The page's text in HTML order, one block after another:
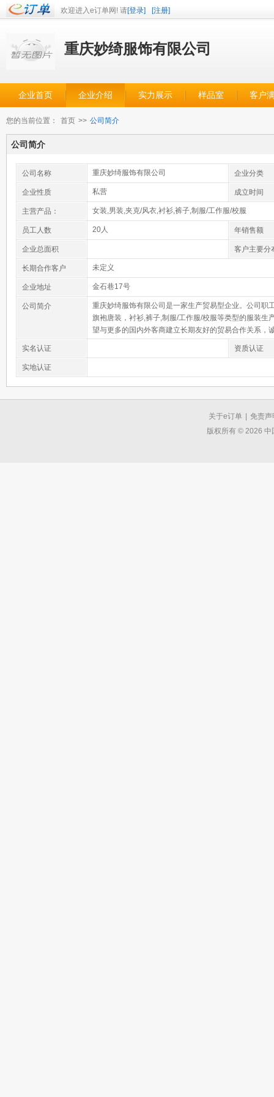
欢迎进入e订单网! 请[登录] [注册]
重庆妙绮服饰有限公司
企业首页 企业介绍 实力展示 样品室 客户
您的当前位置： 首页 >> 公司简介
公司简介
公司名称 重庆妙绮服饰有限公司 企业分类
企业性质 私营 成立时间
主营产品： 女装,男装,夹克/风衣,衬衫,裤子,制服/工作服/校服
员工人数 20人 年销售额
企业总面积 客户主要分
长期合作客户 未定义
企业地址 金石巷17号
公司简介
重庆妙绮服饰有限公司是一家生产贸易型企业。公司职
旗袍唐装，衬衫,裤子,制服/工作服/校服等类型的服装
望与更多的国内外客商建立长期友好的贸易合作关系，
实名认证 资质认证
实地认证
关于e订单
免责声
版权所有 © 2026